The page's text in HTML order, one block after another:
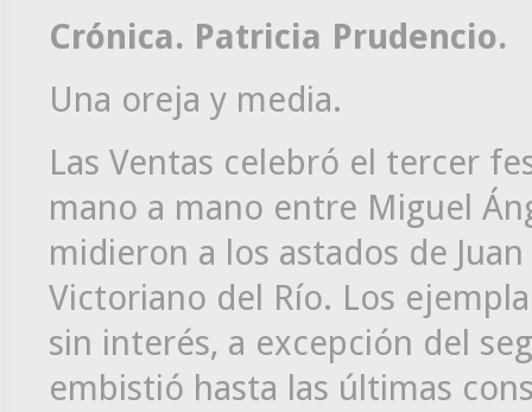
Crónica. Patricia Prudencio.
Una oreja y media.
Las Ventas celebró el tercer
mano a mano entre Miguel
midieron a los astados de
Victoriano del Río. Los
sin interés, a excepción del
embistió hasta las últimas